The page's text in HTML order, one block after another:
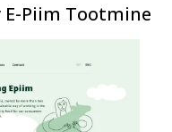
E-Piim Tootmine